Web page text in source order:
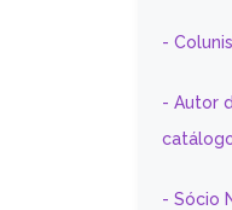
-
- Autor
- Sócio